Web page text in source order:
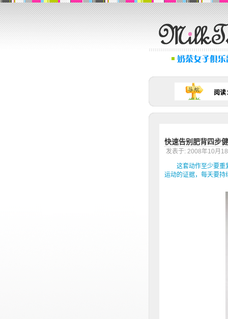
阅读
快速告别肥背四步
发表于: 2008年10月
这套动作至少要重复
运动的证据，每天要持